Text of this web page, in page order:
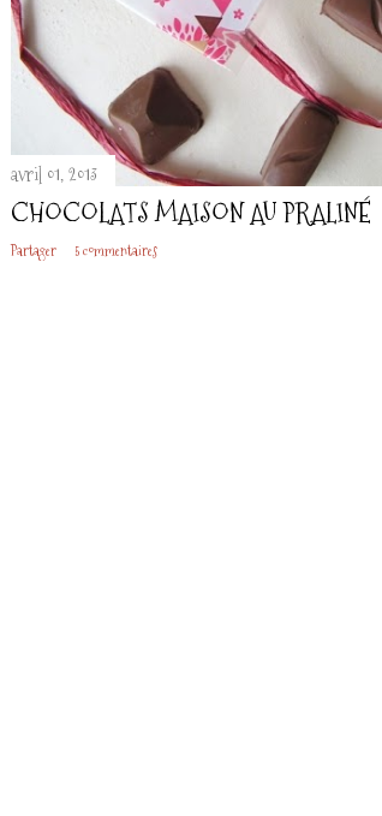
avril 01, 2013
CHOCOLATS MAISON AU PRALINÉ
Partager 5 commentaires